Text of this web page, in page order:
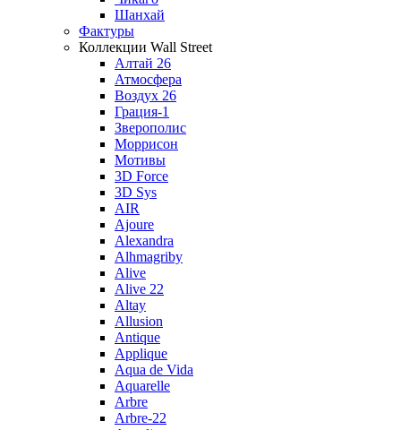
Шанхай
Фактуры
Коллекции Wall Street
Алтай 26
Атмосфера
Воздух 26
Грация-1
Зверополис
Моррисон
Мотивы
3D Force
3D Sys
AIR
Ajoure
Alexandra
Alhmagriby
Alive
Alive 22
Altay
Allusion
Antique
Applique
Aqua de Vida
Aquarelle
Arbre
Arbre-22